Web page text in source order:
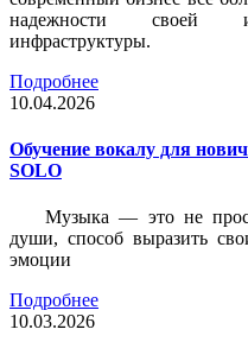
надежности своей
инфраструктуры.
Подробнее
10.04.2026
Обучение вокалу для
SOLO
Музыка — это не
души, способ выразить
эмоции
Подробнее
10.03.2026